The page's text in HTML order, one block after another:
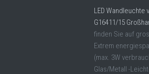
LED Wandleuchte
G16411/15
finden Sie auf
Extrem
(max. 3W
Glas/Metall -